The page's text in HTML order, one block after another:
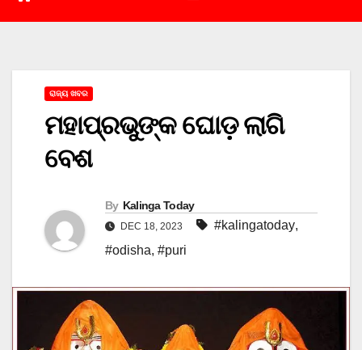
ରାଜ୍ୟ ଖବର
ମହାପ୍ରଭୁଙ୍କ ଘୋଡ଼ ଲାଗି
ବେଶ
By Kalinga Today
DEC 18, 2023 #kalingatoday,
#odisha, #puri